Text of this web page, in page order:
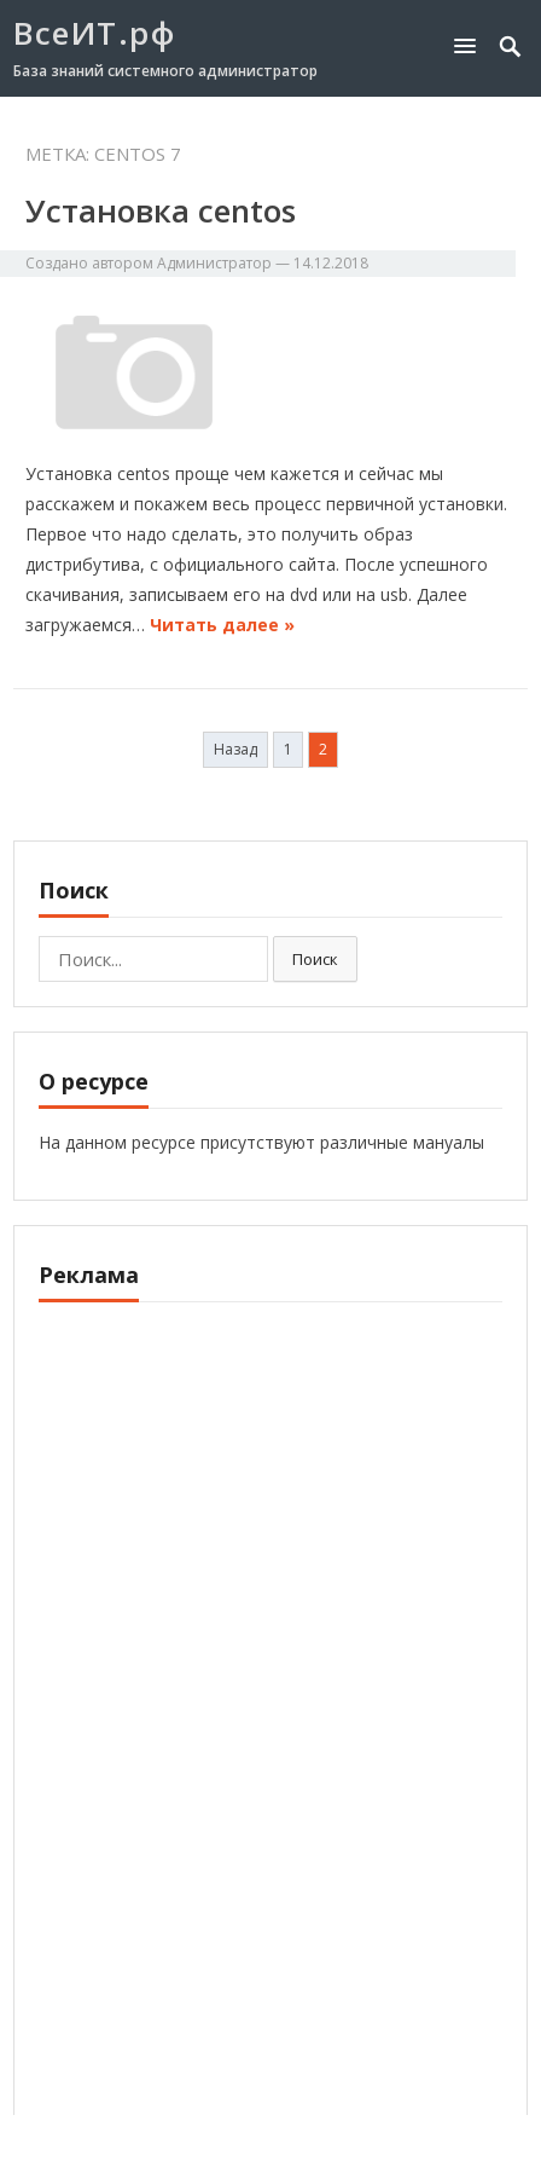
ВсеИТ.рф
База знаний системного администратор
МЕТКА: CENTOS 7
Установка centos
Создано авторомАдминистратор — 14.12.2018
Установка centos проще чем кажется и сейчас мы
расскажем и покажем весь процесс первичной установки.
Первое что надо сделать, это получить образ
дистрибутива, с официального сайта. После успешного
скачивания, записываем его на dvd или на usb. Далее
загружаемся… Читать далее »
Назад 1 2
Поиск
Поиск
О ресурсе
На данном ресурсе присутствуют различные мануалы
Реклама